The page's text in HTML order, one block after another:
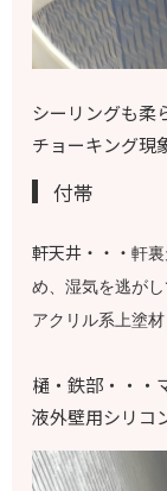
シーリングも柔
チョーキング現
付帯
軒天井・・・軒
め、湿気を逃が
アクリル系上塗
樋・鉄部・・・
液外壁用シリコ